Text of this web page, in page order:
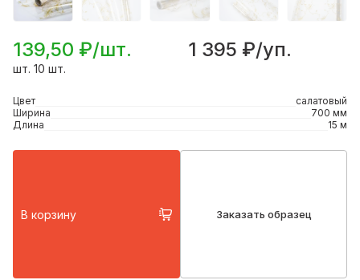
139,50 ₽/шт. 1 395 ₽/уп.
шт. 10 шт.
Цвет
салатовый
Ширина
700 мм
Длина
15 м
В корзину Заказать образец